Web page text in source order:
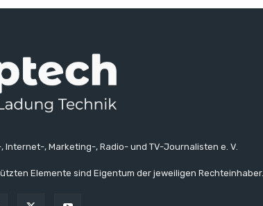
, Marketing-, Radio- und TV-Journalisten e. V.
Elemente sind Eigentum der jeweiligen Rechteinhaber.